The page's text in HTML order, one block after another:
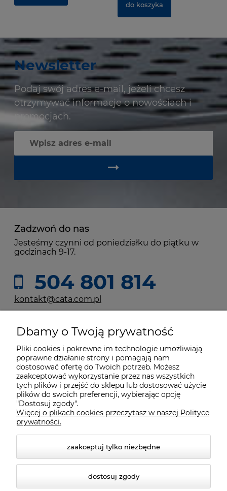
do koszyka
Newsletter
Podaj swój adres e-mail, jeżeli chcesz
otrzymywać informacje o nowościach i
promocjach.
Zadzwoń do nas
Jesteśmy czynni od poniedziałku do piątku w
godzinach 9-17.
504 801 814
kontakt@cata.com.pl
Moje konto
Płatności i dostawa
Informacje
O nas
Dbamy o Twoją prywatność
Pliki cookies i pokrewne im technologie umożliwiają
poprawne działanie strony i pomagają nam
dostosować ofertę do Twoich potrzeb. Możesz
zaakceptować wykorzystanie przez nas wszystkich
tych plików i przejść do sklepu lub dostosować użycie
plików do swoich preferencji, wybierając opcję
"Dostosuj zgody".
Więcej o plikach cookies przeczytasz w naszej Polityce
prywatności.
zaakceptuj tylko niezbędne
dostosuj zgody